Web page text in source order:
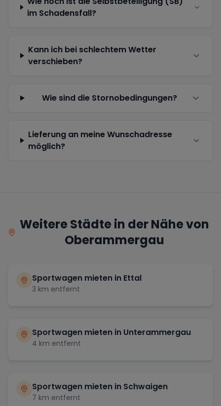
im Schadensfall?
Kann ich bei schlechtem Wetter
verschieben?
Wie sind die Stornobedingungen?
Lieferung an meine Wunschadresse
möglich?
Weitere Städte in der Nähe von
Oberammergau
Sportwagen mieten in Ettal
3 km entfernt
Sportwagen mieten in Unterammergau
4 km entfernt
Sportwagen mieten in Schwaigen
7 km entfernt